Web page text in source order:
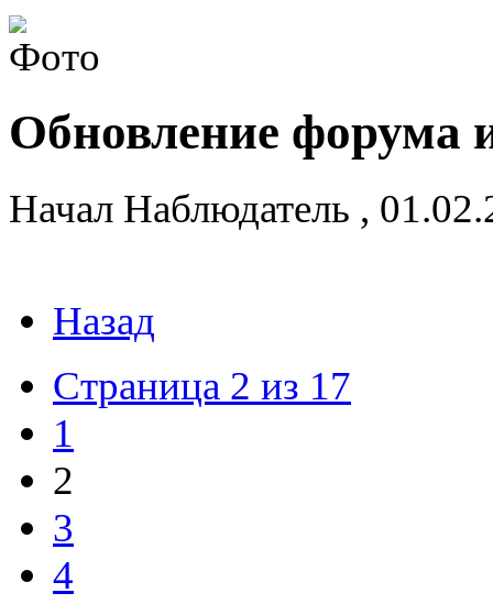
Обновление форума
Начал Наблюдатель ,
Назад
Страница 2 из 17
1
2
3
4